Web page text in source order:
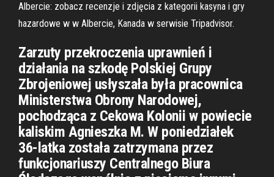
Albercie: zobacz recenzje i zdjęcia z kategorii kasyna i gry
hazardowe w w Albercie, Kanada w serwisie Tripadvisor.
Zarzuty przekroczenia uprawnień i
działania na szkodę Polskiej Grupy
Zbrojeniowej usłyszała była pracownica
Ministerstwa Obrony Narodowej,
pochodząca z Cekowa Kolonii w powiecie
kaliskim Agnieszka M. W poniedziałek
36-latka została zatrzymana przez
funkcjonariuszy Centralnego Biura